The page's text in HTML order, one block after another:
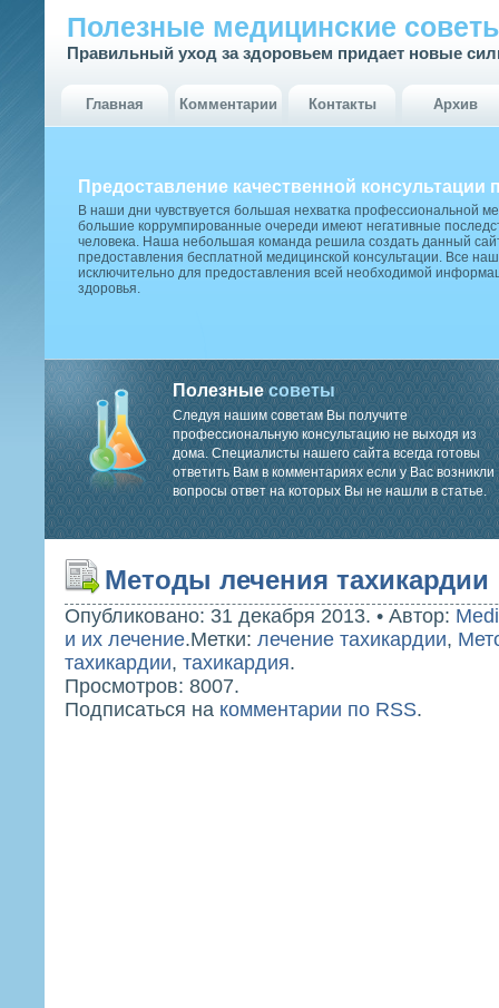
Полезные медицинские
Правильный уход за здоровьем придает новые
Главная Комментарии Контакты Архив
Предоставление качественной консультации
В наши дни чувствуется большая нехватка профессиональной
большие коррумпированные очереди имеют негативные
человека. Наша небольшая команда решила создать данный
предоставления бесплатной медицинской консультации. Все
исключительно для предоставления всей необходимой
здоровья.
Полезныесоветы
Следуя нашим советам Вы получите
профессиональную консультацию не выходя из
дома. Специалисты нашего сайта всегда готовы
ответить Вам в комментариях если у Вас возникли
вопросы ответ на которых Вы не нашли в статье.
Методы лечения тахикардии
Опубликовано: 31 декабря 2013. • Автор:
и их лечение.Метки: лечение тахикардии,
тахикардии, тахикардия.
Просмотров: 8007.
Подписаться на комментарии по RSS.